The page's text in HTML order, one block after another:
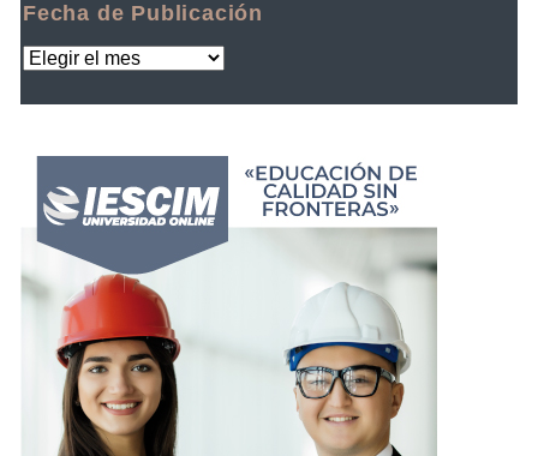
Fecha de Publicación